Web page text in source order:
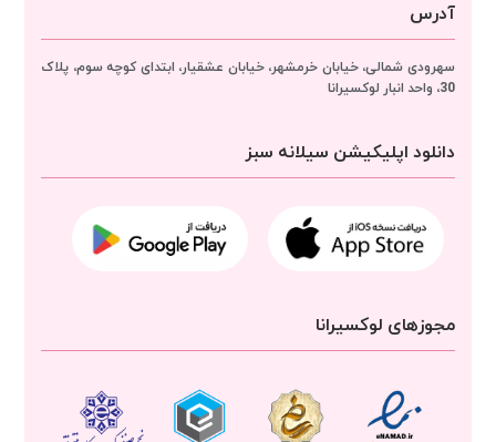
آدرس
سهرودی شمالی، خیابان خرمشهر، خیابان عشقیار، ابتدای کوچه سوم، پلاک
30، واحد انبار
لوکسیرانا
دانلود اپلیکیشن سیلانه سبز
مجوزهای لوکسیرانا